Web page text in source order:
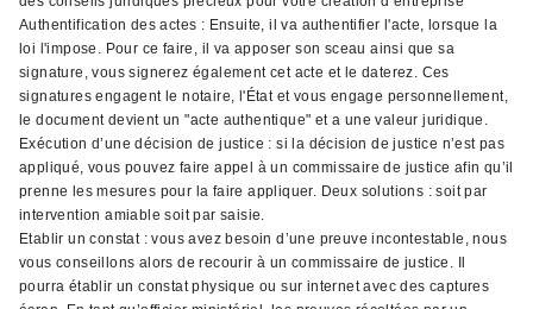
Authentification des actes : Ensuite, il va authentifier l'acte, lorsque la
loi l'impose. Pour ce faire, il va apposer son sceau ainsi que sa
signature, vous signerez également cet acte et le daterez. Ces
signatures engagent le notaire, l'État et vous engage personnellement,
le document devient un "acte authentique" et a une valeur juridique.
Exécution d’une décision de justice : si la décision de justice n’est pas
appliqué, vous pouvez faire appel à un commissaire de justice afin qu’il
prenne les mesures pour la faire appliquer. Deux solutions : soit par
intervention amiable soit par saisie.
Etablir un constat : vous avez besoin d’une preuve incontestable, nous
vous conseillons alors de recourir à un commissaire de justice. Il
pourra établir un constat physique ou sur internet avec des captures